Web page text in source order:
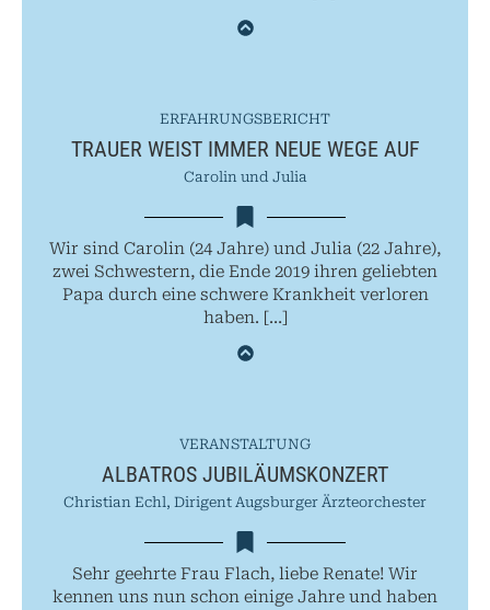
ERFAHRUNGSBERICHT
TRAUER WEIST IMMER NEUE WEGE AUF
Carolin und Julia
Wir sind Carolin (24 Jahre) und Julia (22 Jahre),
zwei Schwestern, die Ende 2019 ihren geliebten
Papa durch eine schwere Krankheit verloren
haben. […]
VERANSTALTUNG
ALBATROS JUBILÄUMSKONZERT
Christian Echl, Dirigent Augsburger Ärzteorchester
Sehr geehrte Frau Flach, liebe Renate! Wir
kennen uns nun schon einige Jahre und haben